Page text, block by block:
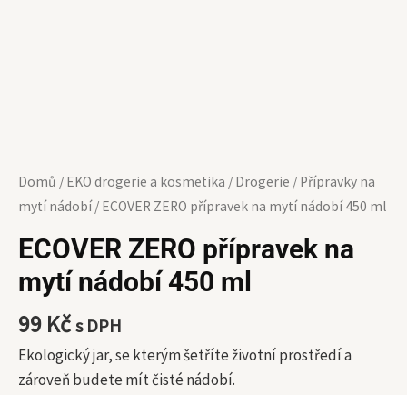
Domů / EKO drogerie a kosmetika / Drogerie / Přípravky na
mytí nádobí/ ECOVER ZERO přípravek na mytí nádobí 450 ml
ECOVER ZERO přípravek na
mytí nádobí 450 ml
99 Kčs DPH
Ekologický jar, se kterým šetříte životní prostředí a
zároveň budete mít čisté nádobí.